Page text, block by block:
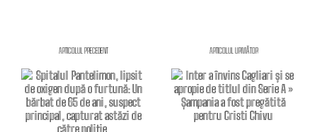
ARTICOLUL PRECEDENT ARTICOLUL URMĂTOR